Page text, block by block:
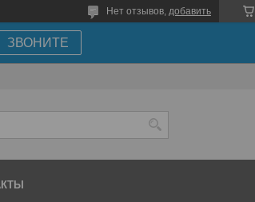
Нет отзывов, добавить
ЗВОНИТЕ